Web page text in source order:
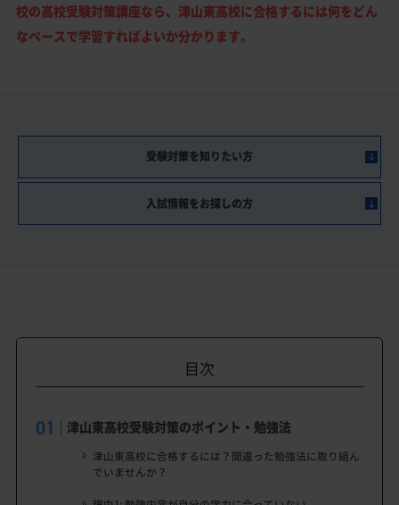
校の高校受験対策講座なら、津山東高校に合格するには何をどん
なペースで学習すればよいか分かります。
受験対策を知りたい方
入試情報をお探しの方
目次
津山東高校受験対策のポイント・勉強法
津山東高校に合格するには？間違った勉強法に取り組ん
でいませんか？